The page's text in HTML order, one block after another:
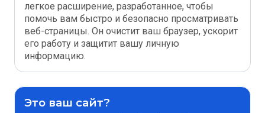
легкое расширение, разработанное, чтобы
помочь вам быстро и безопасно просматривать
веб-страницы. Он очистит ваш браузер, ускорит
его работу и защитит вашу личную
информацию.
Это ваш сайт?